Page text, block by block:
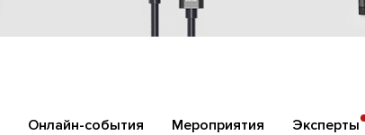
Онлайн-события Мероприятия Эксперты